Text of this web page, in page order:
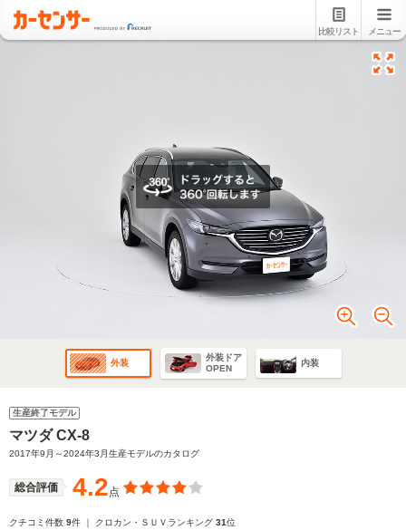
比較リスト メニュー
外装
外装ドア
OPEN
内装
生産終了モデル
マツダ CX-8
2017年9月～2024年3月生産モデルのカタログ
総合評価 4.2点
クチコミ件数 9件 ｜ クロカン・ＳＵＶランキング 31位